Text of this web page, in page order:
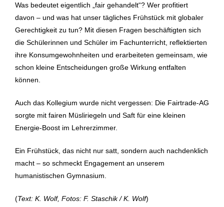
Was bedeutet eigentlich „fair gehandelt“? Wer profitiert
davon – und was hat unser tägliches Frühstück mit globaler
Gerechtigkeit zu tun? Mit diesen Fragen beschäftigten sich
die Schülerinnen und Schüler im Fachunterricht, reflektierten
ihre Konsumgewohnheiten und erarbeiteten gemeinsam, wie
schon kleine Entscheidungen große Wirkung entfalten
können.
Auch das Kollegium wurde nicht vergessen: Die Fairtrade-AG
sorgte mit fairen Müsliriegeln und Saft für eine kleinen
Energie-Boost im Lehrerzimmer.
Ein Frühstück, das nicht nur satt, sondern auch nachdenklich
macht – so schmeckt Engagement an unserem
humanistischen Gymnasium.
(Text: K. Wolf, Fotos: F. Staschik / K. Wolf)